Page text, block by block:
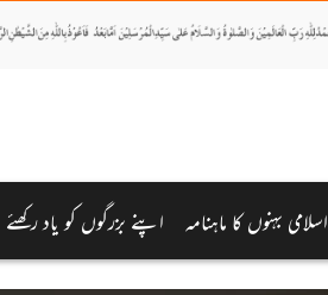
اسلامی بہنوں کا ماہنامہ اپنے بزرگوں کو یاد رکھئے